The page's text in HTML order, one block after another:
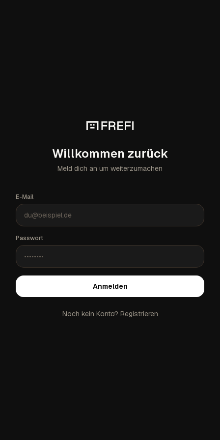
Willkommen zurück
Meld dich an um weiterzumachen
E-Mail
Passwort
Anmelden
Noch kein Konto? Registrieren